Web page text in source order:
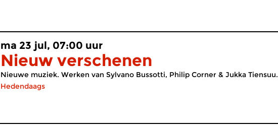
ma 23 jul, 07:00 uur
Nieuw verschenen
Nieuwe muziek. Werken van Sylvano Bussotti, Philip Corner & Jukka Tiensuu.
Hedendaags